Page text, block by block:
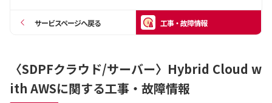
OCNのお客さまはこちら
工事・故障情報通知サー
ビス
サービスページへ戻る 工事・故障情報
〈SDPFクラウド/サーバー〉Hybrid Cloud w
ith AWSに関する工事・故障情報